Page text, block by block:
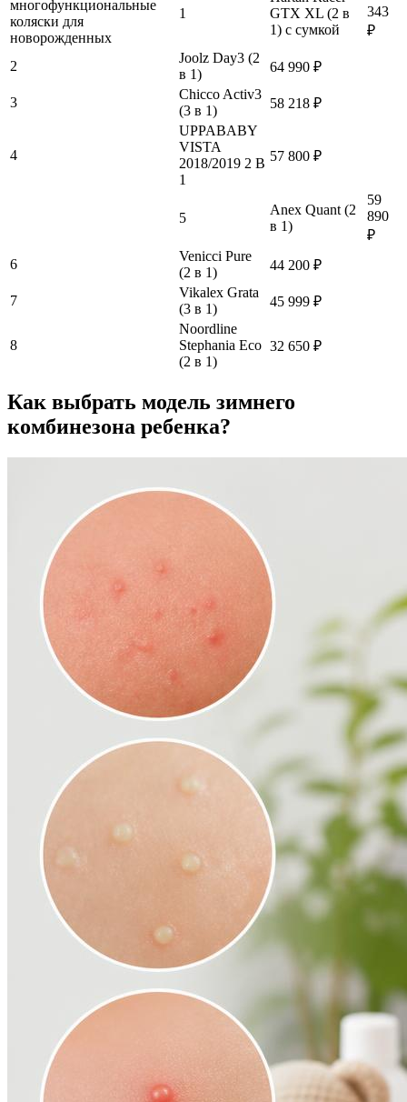
многофункциональные
коляски для
новорожденных
1
GTX XL (2 в
1) с сумкой
343
₽
2
Joolz Day3 (2
в 1)
64 990 ₽
3
Chicco Activ3
(3 в 1)
58 218 ₽
4
UPPABABY
VISTA
2018/2019 2 В
1
57 800 ₽
5
Anex Quant (2
в 1)
59
890
₽
6
Venicci Pure
(2 в 1)
44 200 ₽
7
Vikalex Grata
(3 в 1)
45 999 ₽
8
Noordline
Stephania Eco
(2 в 1)
32 650 ₽
Как выбрать модель зимнего
комбинезона ребенка?